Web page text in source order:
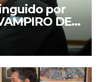
por
DE